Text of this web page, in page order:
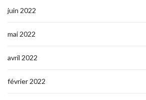
juin 2022
mai 2022
avril 2022
février 2022